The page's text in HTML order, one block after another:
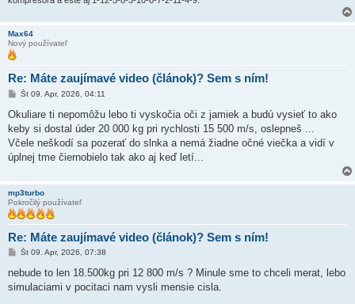
Max64
Nový používateľ
Re: Máte zaujímavé video (článok)? Sem s ním!
P
í
p
e
o
Št 09. Apr, 2026, 04:11
Okuliare ti nepomôžu lebo ti vyskočia oči z jamiek a budú vysieť to ako
keby si dostal úder 20 000 kg pri rychlosti 15 500 m/s, oslepneš ...
Včele neškodí sa pozerať do slnka a nemá žiadne očné viečka a vidí v
úplnej tme čiernobielo tak ako aj keď letí...
mp3turbo
Pokročilý používateľ
Re: Máte zaujímavé video (článok)? Sem s ním!
P
í
p
Št 09. Apr, 2026, 07:38
nebude to len 18.500kg pri 12 800 m/s ? Minule sme to chceli merat, lebo
simulaciami v pocitaci nam vysli mensie cisla.